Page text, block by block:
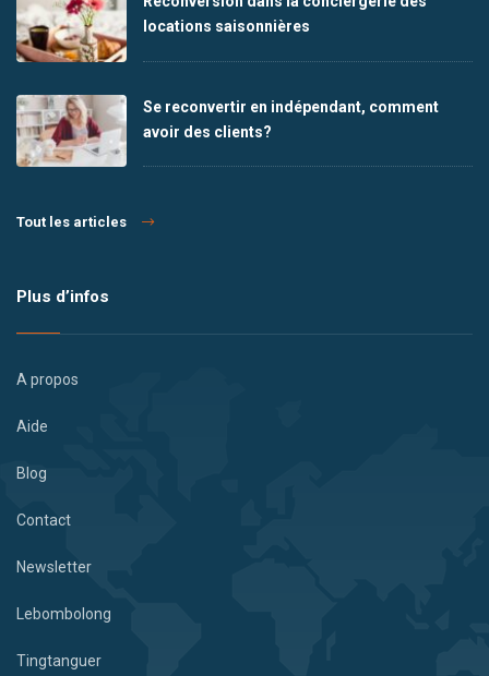
locations saisonnières
Se reconvertir en indépendant, comment
avoir des clients?
Tout les articles
Plus d’infos
A propos
Aide
Blog
Contact
Newsletter
Lebombolong
Tingtanguer